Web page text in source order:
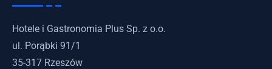
Hotele i Gastronomia Plus Sp. z o.o.
ul. Porąbki 91/1
35-317 Rzeszów